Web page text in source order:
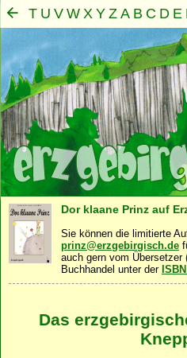
T U V W X Y Z A B C D E
Q R
Mensch
· Seele·Geist·
Dor klaane Prinz auf
Sie können die limitierte
prinz@erzgebirgisch.de
auch gern vom Übersetzer
Buchhandel unter der
Das